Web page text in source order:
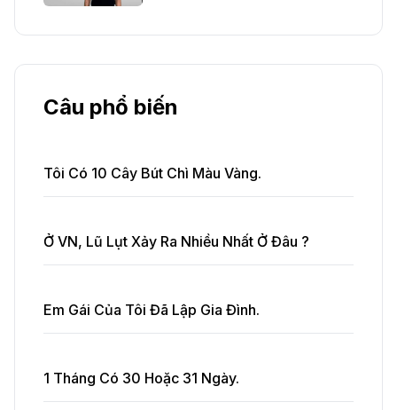
Câu phổ biến
Tôi Có 10 Cây Bút Chì Màu Vàng.
Ở VN, Lũ Lụt Xảy Ra Nhiều Nhất Ở Đâu ?
Em Gái Của Tôi Đã Lập Gia Đình.
1 Tháng Có 30 Hoặc 31 Ngày.